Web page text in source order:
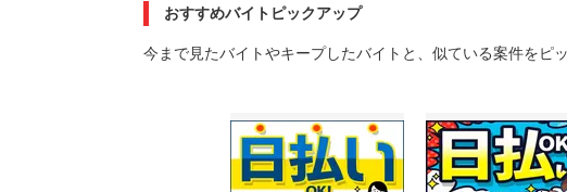
おすすめバイトピックアップ
今まで見たバイトやキープしたバイトと、似ている案件をピ